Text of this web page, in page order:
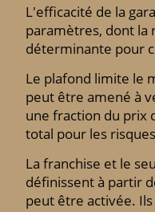
L'efficacité de la
paramètres, dont la
déterminante pour
Le plafond limite le
peut être amené à
une fraction du prix
total pour les
La franchise et le
définissent à partir
peut être activée.